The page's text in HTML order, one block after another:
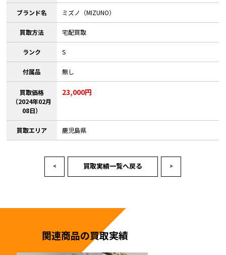
ブランド名 ミズノ（MIZUNO）
買取方法 宅配買取
ランク S
付属品 無し
買取価格
（2024年02月
08日）
23,000円
買取エリア 鹿児島県
< 買取実績一覧へ戻る >
関連商品の買取実績